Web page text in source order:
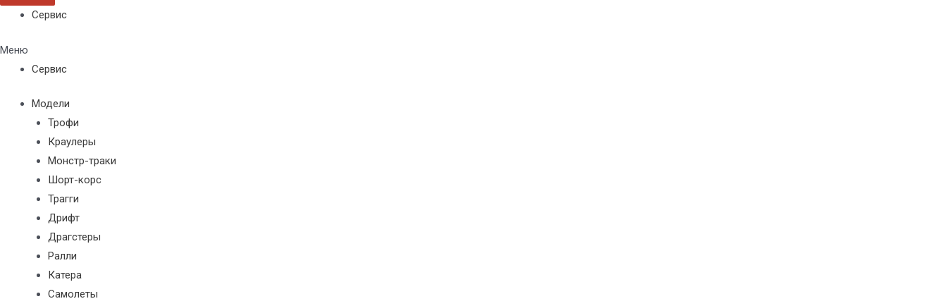
Сервис
Меню
Сервис
Модели
Трофи
Краулеры
Монстр-траки
Шорт-корс
Трагги
Дрифт
Драгстеры
Ралли
Катера
Самолеты